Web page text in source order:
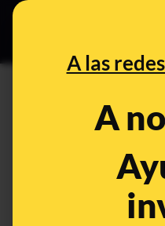
A las
A
Las
recibió la
Banco